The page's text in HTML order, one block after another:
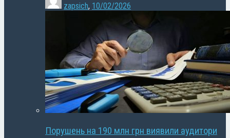
zapsich, 10/02/2026
Порушень на 190 млн грн виявили аудитори